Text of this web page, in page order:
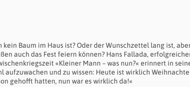
Baum im Haus ist? Oder der Wunschzettel lang ist,
auch das Fest feiern können? Hans Fallada,
«Kleiner Mann – was nun?« erinnert in
aufzuwachen und zu wissen: Heute ist wirklich
gehofft hatten, nun war es wirklich da!«